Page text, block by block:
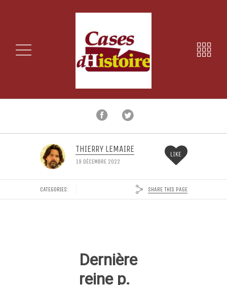
THIERRY LEMAIRE
19 DÉCEMBRE 2022
LIKE
CATEGORIES: SHARE THIS PAGE
Dernière
reine p.